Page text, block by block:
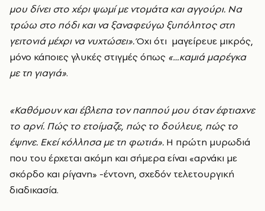
μου δίνει στο χέρι ψωμί με ντομάτα και αγγούρι. Να
τρώω στο πόδι και να ξαναφεύγω ξυπόλητος στη
γειτονιά μέχρι να νυχτώσει».Όχι ότι μαγείρευε μικρός,
μόνο κάποιες γλυκές στιγμές όπως «…καμιά μαρέγκα
με τη γιαγιά».
«Καθόμουν και έβλεπα τον παππού μου όταν έφτιαχνε
το αρνί. Πώς το ετοίμαζε, πώς το δούλευε, πώς το
έψηνε. Εκεί κόλλησα με τη φωτιά». Η πρώτη μυρωδιά
που του έρχεται ακόμη και σήμερα είναι «αρνάκι με
σκόρδο και ρίγανη» -έντονη, σχεδόν τελετουργική
διαδικασία.